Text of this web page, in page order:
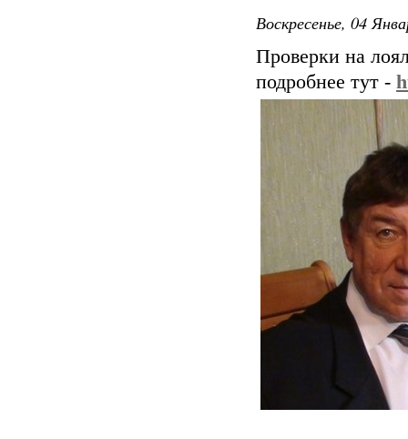
Воскресенье, 04
Проверки на
подробнее тут -